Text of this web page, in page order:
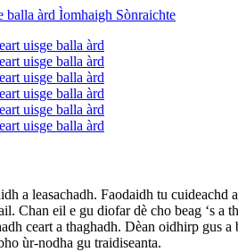
a leasachadh. Faodaidh tu
Chan eil e gu diofar dè cho beag ‘s
ceart a thaghadh. Dèan oidhirp
ùr-nodha gu traidiseanta.